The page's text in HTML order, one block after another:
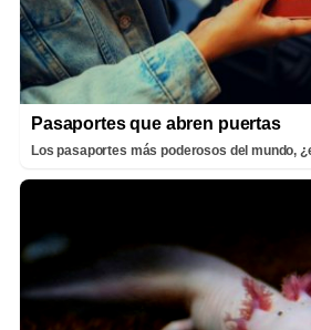
Pasaportes que abren puertas
Los pasaportes más poderosos del mundo,